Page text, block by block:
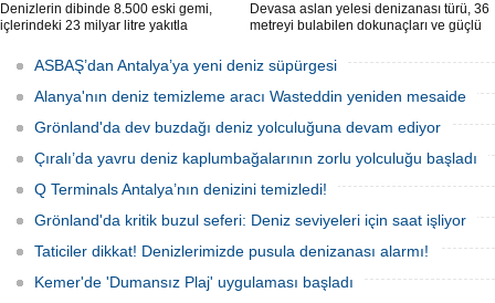
Denizlerin dibinde 8.500 eski gemi,
içlerindeki 23 milyar litre yakıtla
enkazlardan olası petrol sızıntılarının
deniz ekosistemleri için büyük bir tehdit
oluşturduğunu belirtiyor.
Devasa aslan yelesi denizanası türü, 36
metreyi bulabilen dokunaçları ve güçlü
akıntıların bu olağan dışı yoğunluğa
neden olduğunu belirtiyor.
ASBAŞ’dan Antalya’ya yeni deniz süpürgesi
Alanya'nın deniz temizleme aracı Wasteddin yeniden mesaide
Grönland'da dev buzdağı deniz yolculuğuna devam ediyor
Çıralı’da yavru deniz kaplumbağalarının zorlu yolculuğu başladı
Q Terminals Antalya’nın denizini temizledi!
Grönland'da kritik buzul seferi: Deniz seviyeleri için saat işliyor
Taticiler dikkat! Denizlerimizde pusula denizanası alarmı!
Kemer'de 'Dumansız Plaj' uygulaması başladı